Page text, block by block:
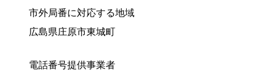
市外局番に対応する地域
広島県庄原市東城町
電話番号提供事業者